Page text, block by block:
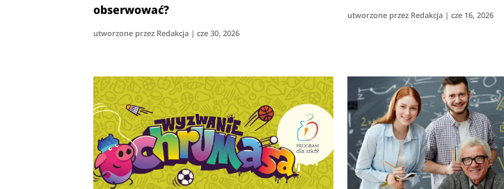
obserwować?
utworzone przez Redakcja |cze 30, 2026
utworzone przez Redakcja |cze 16, 2026